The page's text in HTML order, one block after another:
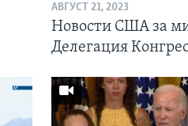
АВГУСТ 21, 2023
Новости США за
Делегация